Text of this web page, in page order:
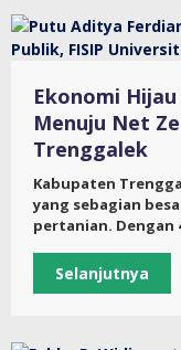
Ekonomi
Menuju Net
Trenggalek
Kabupaten
yang sebagian
pertanian. Dengan
Selanjutnya